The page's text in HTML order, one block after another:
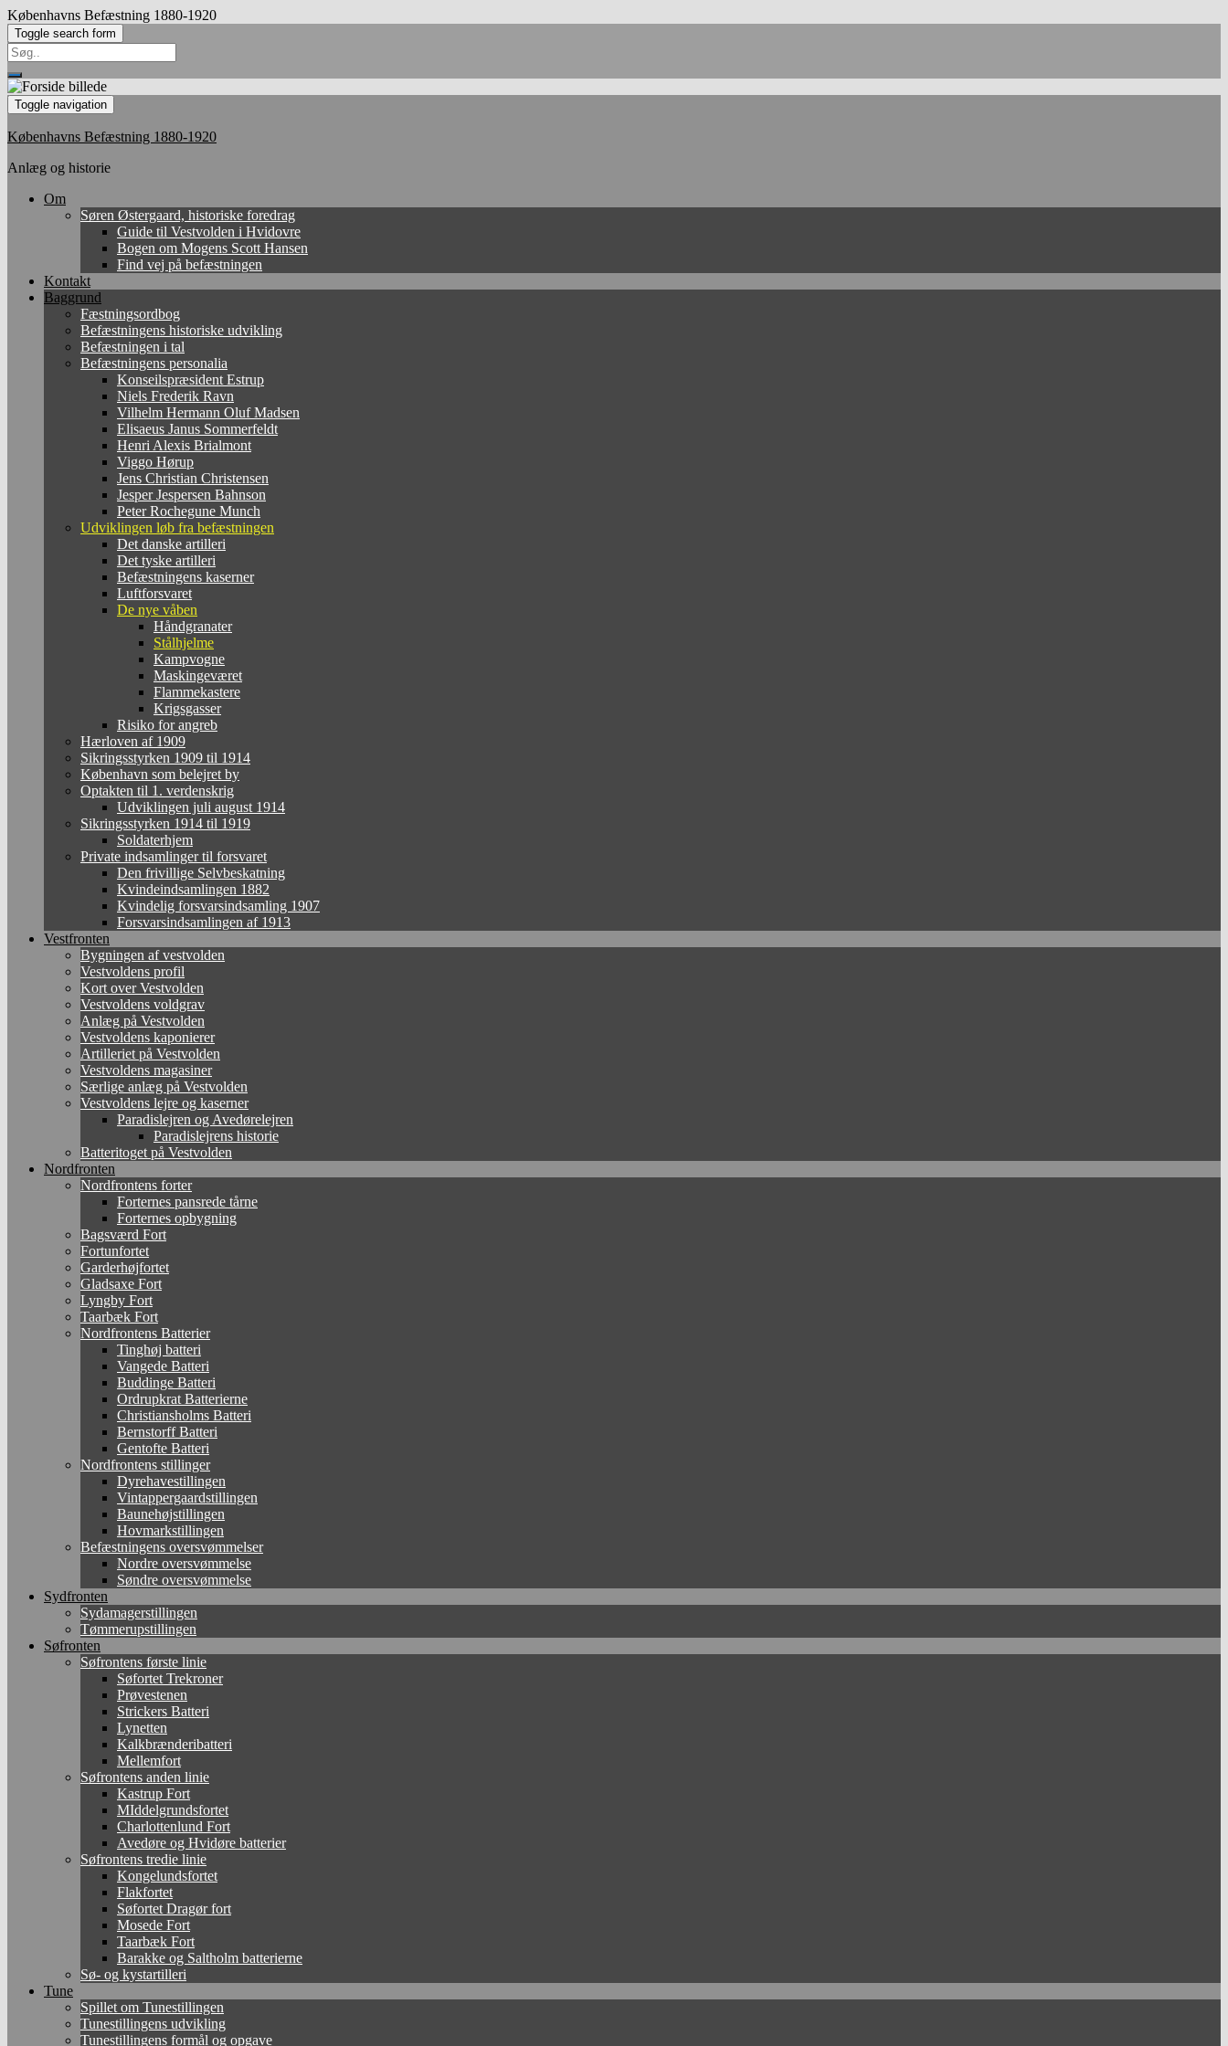
Københavns Befæstning 1880-1920
Toggle search form
Search
for:
Toggle navigation
Københavns Befæstning 1880-1920
Anlæg og historie
Om
Søren Østergaard, historiske foredrag
Guide til Vestvolden i Hvidovre
Bogen om Mogens Scott Hansen
Find vej på befæstningen
Kontakt
Baggrund
Fæstningsordbog
Befæstningens historiske udvikling
Befæstningen i tal
Befæstningens personalia
Konseilspræsident Estrup
Niels Frederik Ravn
Vilhelm Hermann Oluf Madsen
Elisaeus Janus Sommerfeldt
Henri Alexis Brialmont
Viggo Hørup
Jens Christian Christensen
Jesper Jespersen Bahnson
Peter Rochegune Munch
Udviklingen løb fra befæstningen
Det danske artilleri
Det tyske artilleri
Befæstningens kaserner
Luftforsvaret
De nye våben
Håndgranater
Stålhjelme
Kampvogne
Maskingeværet
Flammekastere
Krigsgasser
Risiko for angreb
Hærloven af 1909
Sikringsstyrken 1909 til 1914
København som belejret by
Optakten til 1. verdenskrig
Udviklingen juli august 1914
Sikringsstyrken 1914 til 1919
Soldaterhjem
Private indsamlinger til forsvaret
Den frivillige Selvbeskatning
Kvindeindsamlingen 1882
Kvindelig forsvarsindsamling 1907
Forsvarsindsamlingen af 1913
Vestfronten
Bygningen af vestvolden
Vestvoldens profil
Kort over Vestvolden
Vestvoldens voldgrav
Anlæg på Vestvolden
Vestvoldens kaponierer
Artilleriet på Vestvolden
Vestvoldens magasiner
Særlige anlæg på Vestvolden
Vestvoldens lejre og kaserner
Paradislejren og Avedørelejren
Paradislejrens historie
Batteritoget på Vestvolden
Nordfronten
Nordfrontens forter
Forternes pansrede tårne
Forternes opbygning
Bagsværd Fort
Fortunfortet
Garderhøjfortet
Gladsaxe Fort
Lyngby Fort
Taarbæk Fort
Nordfrontens Batterier
Tinghøj batteri
Vangede Batteri
Buddinge Batteri
Ordrupkrat Batterierne
Christiansholms Batteri
Bernstorff Batteri
Gentofte Batteri
Nordfrontens stillinger
Dyrehavestillingen
Vintappergaardstillingen
Baunehøjstillingen
Hovmarkstillingen
Befæstningens oversvømmelser
Nordre oversvømmelse
Søndre oversvømmelse
Sydfronten
Sydamagerstillingen
Tømmerupstillingen
Søfronten
Søfrontens første linie
Søfortet Trekroner
Prøvestenen
Strickers Batteri
Lynetten
Kalkbrænderibatteri
Mellemfort
Søfrontens anden linie
Kastrup Fort
MIddelgrundsfortet
Charlottenlund Fort
Avedøre og Hvidøre batterier
Søfrontens tredie linie
Kongelundsfortet
Flakfortet
Søfortet Dragør fort
Mosede Fort
Taarbæk Fort
Barakke og Saltholm batterierne
Sø- og kystartilleri
Tune
Spillet om Tunestillingen
Tunestillingens udvikling
Tunestillingens formål og opgave